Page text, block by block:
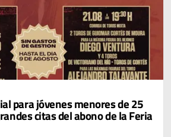
para jóvenes menores de 25
citas del abono de la Feria